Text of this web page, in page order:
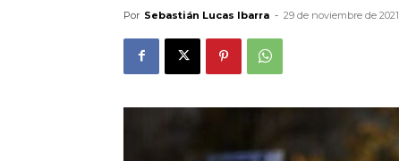
Por Sebastián Lucas Ibarra - 29 de noviembre de 2021